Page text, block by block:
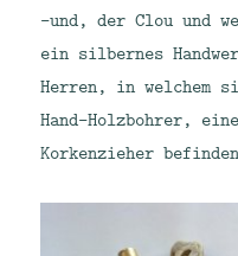
-und, der Clou und
ein silbernes
Herren, in welchem
Hand-Holzbohrer,
Korkenzieher